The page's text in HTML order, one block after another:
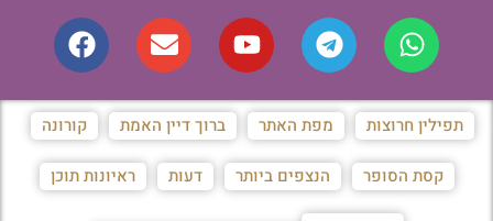
תפילין חרוצות מפת האתר ברוך דיין האמת קורונה
קסת הסופר הנצפים ביותר דעות ראיונות תוכן